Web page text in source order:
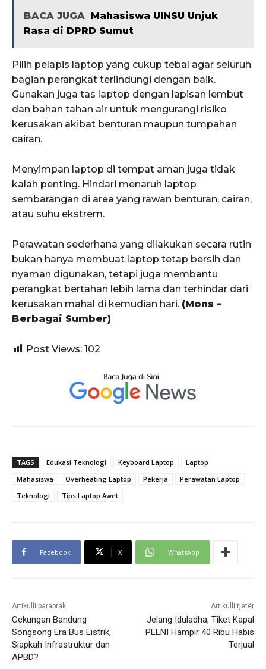
BACA JUGA
Mahasiswa UINSU Unjuk
Rasa di DPRD Sumut
Pilih pelapis laptop yang cukup tebal agar seluruh
bagian perangkat terlindungi dengan baik.
Gunakan juga tas laptop dengan lapisan lembut
dan bahan tahan air untuk mengurangi risiko
kerusakan akibat benturan maupun tumpahan
cairan.
Menyimpan laptop di tempat aman juga tidak
kalah penting. Hindari menaruh laptop
sembarangan di area yang rawan benturan, cairan,
atau suhu ekstrem.
Perawatan sederhana yang dilakukan secara rutin
bukan hanya membuat laptop tetap bersih dan
nyaman digunakan, tetapi juga membantu
perangkat bertahan lebih lama dan terhindar dari
kerusakan mahal di kemudian hari. (Mons –
Berbagai Sumber)
Post Views: 102
TAGS Edukasi Teknologi Keyboard Laptop
Laptop
Mahasiswa
Overheating Laptop Pekerja
Perawatan Laptop
Teknologi
Tips Laptop Awet
Facebook X WhatsApp
Artikulli paraprak
Cekungan Bandung
Songsong Era Bus Listrik,
Siapkah Infrastruktur dan
APBD?
Artikulli tjetër
Jelang Iduladha, Tiket Kapal
PELNI Hampir 40 Ribu Habis
Terjual